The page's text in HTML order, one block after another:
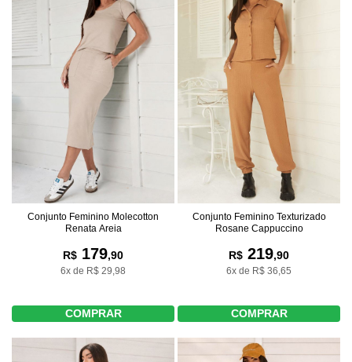
Conjunto Feminino Molecotton
Renata Areia
R$ 179,90
6x de R$ 29,98
COMPRAR
Conjunto Feminino Texturizado
Rosane Cappuccino
R$ 219,90
6x de R$ 36,65
COMPRAR